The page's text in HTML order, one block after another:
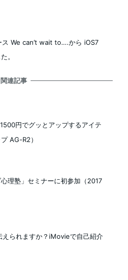
ス We can’t wait to….から iOS7
。
関連記事
円でグッとアップするアイテ
AG-R2）
理塾」セミナーに初参加（2017
えられますか？iMovieで自己紹介